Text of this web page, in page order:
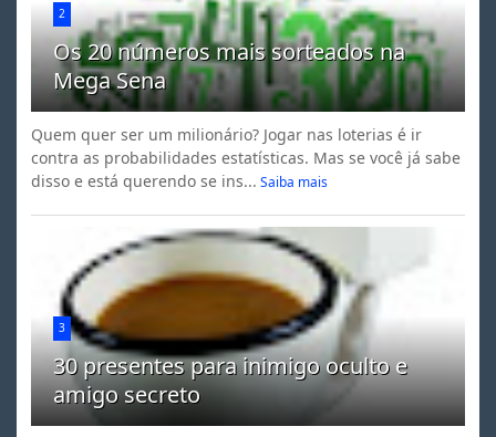
2
Os 20 números mais sorteados na
Mega Sena
Quem quer ser um milionário? Jogar nas loterias é ir
contra as probabilidades estatísticas. Mas se você já sabe
disso e está querendo se ins... Saiba mais
3
30 presentes para inimigo oculto e
amigo secreto